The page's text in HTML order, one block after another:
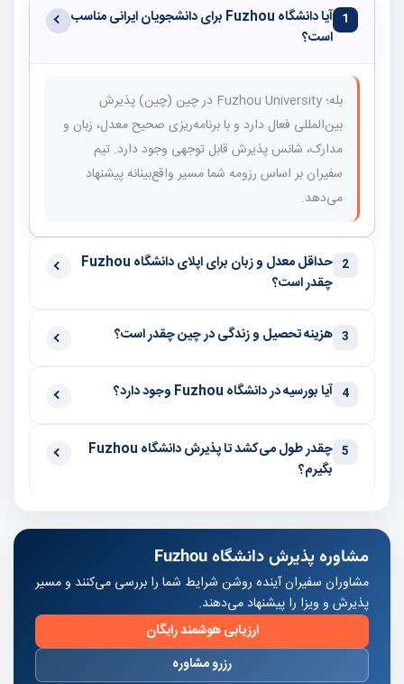
1
آیا دانشگاه Fuzhou برای دانشجویان ایرانی مناسب
است؟
بله؛ Fuzhou University در چین (چین) پذیرش
بین‌المللی فعال دارد و با برنامه‌ریزی صحیح معدل، زبان و
مدارک، شانس پذیرش قابل توجهی وجود دارد. تیم
سفیران بر اساس رزومه شما مسیر واقع‌بینانه پیشنهاد
می‌دهد.
2
حداقل معدل و زبان برای اپلای دانشگاه Fuzhou
چقدر است؟
3 هزینه تحصیل و زندگی در چین چقدر است؟
4 آیا بورسیه در دانشگاه Fuzhou وجود دارد؟
5
چقدر طول می‌کشد تا پذیرش دانشگاه Fuzhou
بگیرم؟
مشاوره پذیرش دانشگاه Fuzhou
مشاوران سفیران آینده روشن شرایط شما را بررسی می‌کنند و مسیر
پذیرش و ویزا را پیشنهاد می‌دهند.
ارزیابی هوشمند رایگان
رزرو مشاوره